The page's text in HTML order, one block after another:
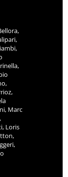
Marc
Loris